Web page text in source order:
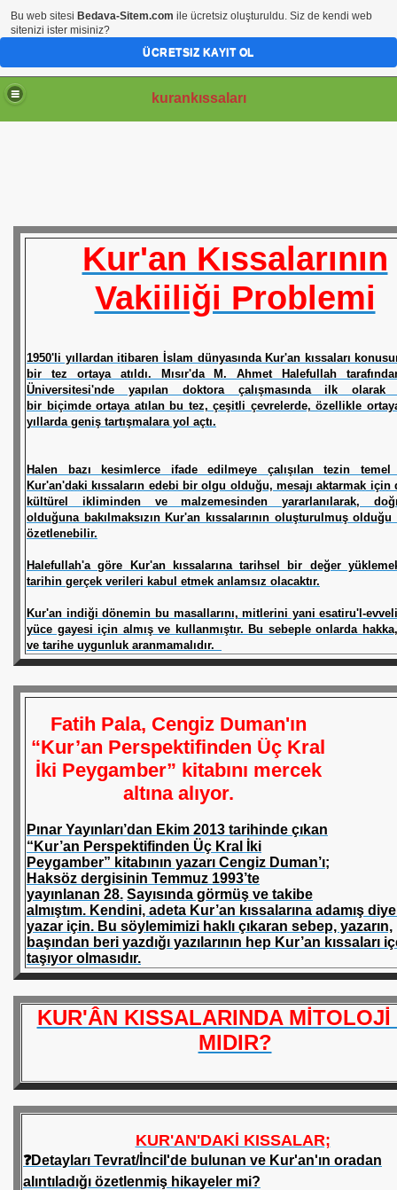
kurankıssaları
Kur'an Kıssalarının
Vakiiliği Problemi
1950'li yıllardan itibaren İslam dünyasında Kur'an kıssaları
bir tez ortaya atıldı. Mısır'da M. Ahmet Halefullah
Üniversitesi'nde yapılan doktora çalışmasında ilk olarak
bir biçimde ortaya atılan bu tez, çeşitli çevrelerde, özellikle ortaya
yıllarda geniş tartışmalara yol açtı.
Halen bazı kesimlerce ifade edilmeye çalışılan tezin temel
Kur'an'daki kıssaların edebi bir olgu olduğu, mesajı aktarmak için
kültürel ikliminden ve malzemesinden yararlanılarak,
olduğuna bakılmaksızın Kur'an kıssalarının oluşturulmuş
özetlenebilir.
Halefullah'a göre Kur'an kıssalarına tarihsel bir değer
tarihin gerçek verileri kabul etmek anlamsız olacaktır.
Kur'an indiği dönemin bu masallarını, mitlerini yani esatiru'l-
yüce gayesi için almış ve kullanmıştır. Bu sebeple onlarda hakka,
ve tarihe uygunluk aranmamalıdır.
Fatih Pala, Cengiz Duman'ın
“Kur’an Perspektifinden Üç Kral
İki Peygamber” kitabını mercek
altına alıyor.
Pınar Yayınları’dan Ekim 2013 tarihinde çıkan
“Kur’an Perspektifinden Üç Kral İki
Peygamber” kitabının yazarı Cengiz Duman’ı;
Haksöz dergisinin Temmuz 1993’te
yayınlanan 28. Sayısında görmüş ve takibe
almıştım. Kendini, adeta Kur’an kıssalarına adamış
yazar için. Bu söylemimizi haklı çıkaran sebep, yazarın,
başından beri yazdığı yazılarının hep Kur’an kıssaları
taşıyor olmasıdır.
KUR'ÂN KISSALARINDA
MIDIR?
KUR'AN'DAKİ KISSALAR;
❓Detayları Tevrat/İncil'de bulunan ve Kur'an'ın oradan
alıntıladığı özetlenmiş hikayeler mi?
Bu web sitesi Bedava-Sitem.com ile ücretsiz oluşturuldu. Siz de kendi web
sitenizi ister misiniz?
ÜCRETSIZ KAYIT OL